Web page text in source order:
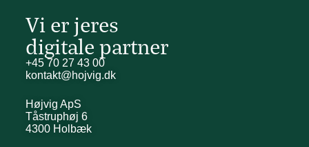
Vi er jeres
digitale partner
+45 70 27 43 00
kontakt@hojvig.dk
Højvig ApS
Tåstruphøj 6
4300 Holbæk